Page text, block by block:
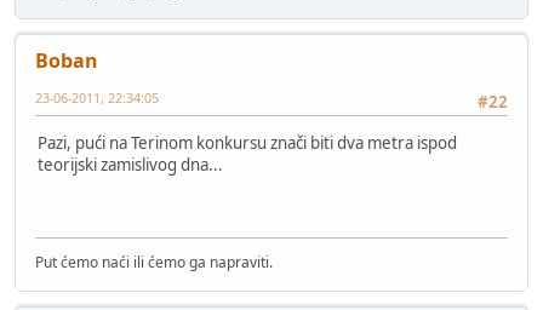
Boban
#22
23-06-2011, 22:34:05
Pazi, pući na Terinom konkursu znači biti dva metra ispod
teorijski zamislivog dna...
Put ćemo naći ili ćemo ga napraviti.